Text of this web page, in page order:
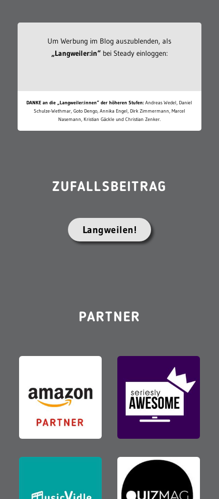
Um Werbung im Blog auszublenden, als
„Langweiler:in“bei Steady einloggen:
DANKE an die „Langweiler:innen“ der höheren Stufen: Andreas Wedel, Daniel
Schulze-Wethmar, Goto Dengo, Annika Engel, Dirk Zimmermann, Marcel
Nasemann, Kristian Gäckle und Christian Zenker.
ZUFALLSBEITRAG
Langweilen!
PARTNER